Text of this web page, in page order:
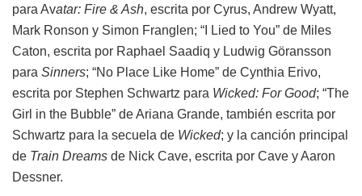
para Avatar: Fire & Ash, escrita por Cyrus, Andrew Wyatt,
Mark Ronson y Simon Franglen; “I Lied to You” de Miles
Caton, escrita por Raphael Saadiq y Ludwig Göransson
para Sinners; “No Place Like Home” de Cynthia Erivo,
escrita por Stephen Schwartz para Wicked: For Good; “The
Girl in the Bubble” de Ariana Grande, también escrita por
Schwartz para la secuela de Wicked; y la canción principal
de Train Dreams de Nick Cave, escrita por Cave y Aaron
Dessner.